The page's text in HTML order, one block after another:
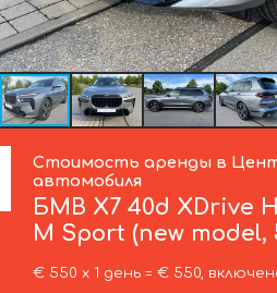
Стоимость аренды в
автомобиля
БМВ X7 40d XDrive
M Sport (new model,
€ 550 х 1 день = € 550,